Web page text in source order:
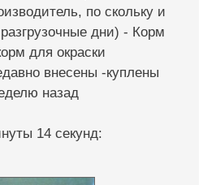
по скольку и
дни) - Корм
для окраски
внесены -куплены
назад
14 секунд: